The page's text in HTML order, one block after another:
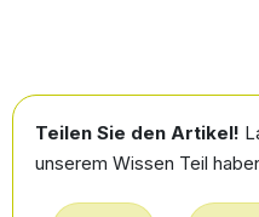
Teilen Sie den Artikel!
unserem Wissen Teil